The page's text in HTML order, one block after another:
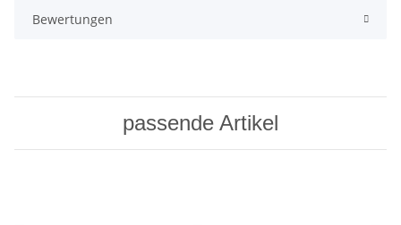
Bewertungen
passende Artikel